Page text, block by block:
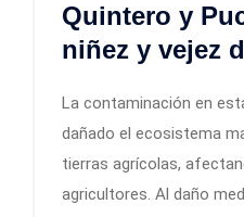
Quintero y
niñez y vejez
La contaminación en
dañado el ecosistema
tierras agrícolas,
agricultores. Al daño